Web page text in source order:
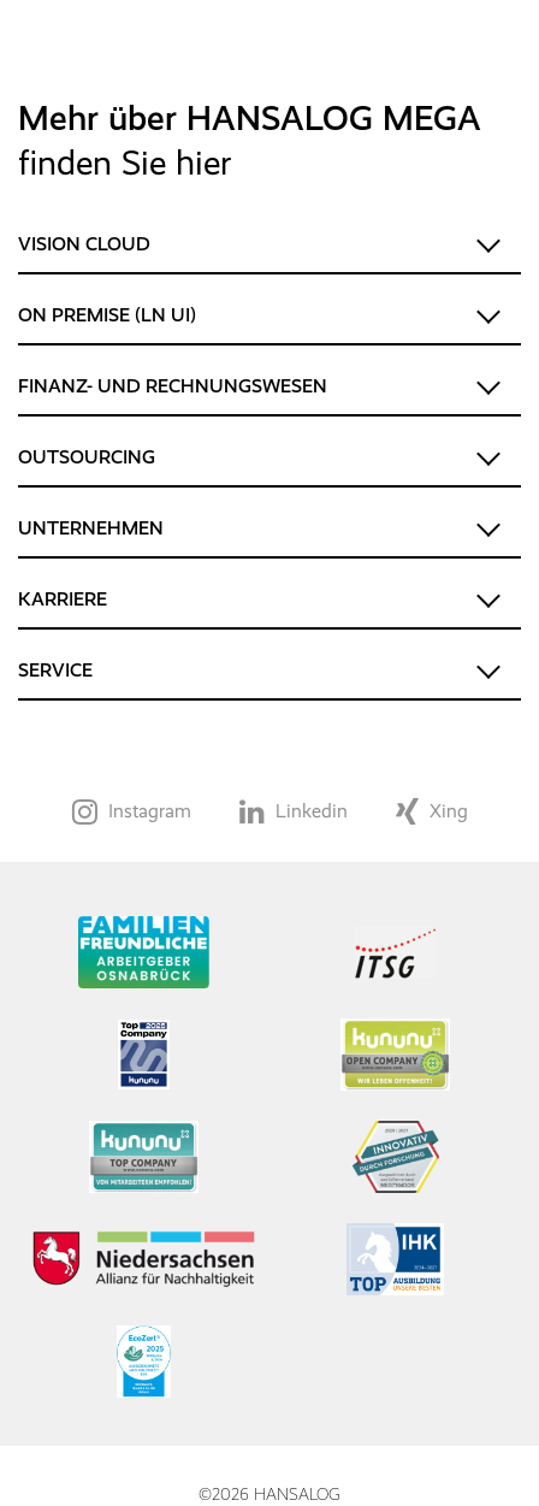
Mehr über HANSALOG MEGA
finden Sie hier
VISION CLOUD
ON PREMISE (LN UI)
FINANZ- UND RECHNUNGSWESEN
OUTSOURCING
UNTERNEHMEN
KARRIERE
SERVICE
Instagram Linkedin Xing
©2026 HANSALOG